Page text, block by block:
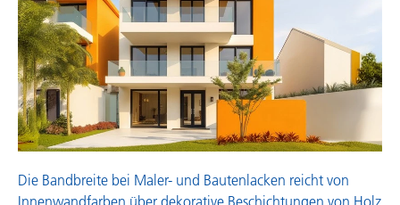
Die Bandbreite bei Maler- und Bautenlacken reicht von
Innenwandfarben über dekorative Beschichtungen von Holz